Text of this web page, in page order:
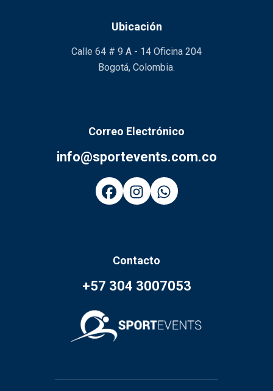
Ubicación
Calle 64 # 9 A - 14 Oficina 204
Bogotá, Colombia.
Correo Electrónico
info@sportevents.com.co
Contacto
+57 304 3007053